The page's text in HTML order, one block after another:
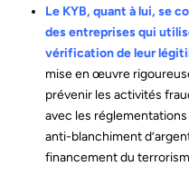
Le KYB, quant à lui, se
des entreprises qui
vérification de leur
mise en œuvre
prévenir les activités
avec les
anti-blanchiment
financement du